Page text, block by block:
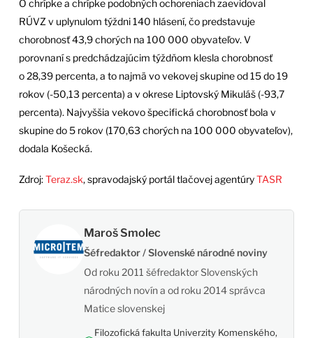
O chrípke a chrípke podobných ochoreniach zaevidoval
RÚVZ v uplynulom týždni 140 hlásení, čo predstavuje
chorobnosť 43,9 chorých na 100 000 obyvateľov. V
porovnaní s predchádzajúcim týždňom klesla chorobnosť
o 28,39 percenta, a to najmä vo vekovej skupine od 15 do 19
rokov (-50,13 percenta) a v okrese Liptovský Mikuláš (-93,7
percenta). Najvyššia vekovo špecifická chorobnosť bola v
skupine do 5 rokov (170,63 chorých na 100 000 obyvateľov),
dodala Košecká.
Zdroj:Teraz.sk, spravodajský portál tlačovej agentúryTASR
Maroš Smolec
Šéfredaktor / Slovenské národné noviny
Od roku 2011 šéfredaktor Slovenských
národných novín a od roku 2014 správca
Matice slovenskej
Filozofická fakulta Univerzity Komenského,